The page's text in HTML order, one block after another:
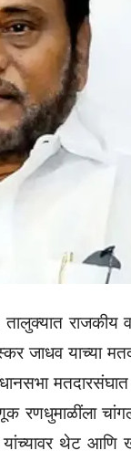
राजकीय
जाधव याच्या
रणधुमाळींला
यांच्यावर थेट आणि